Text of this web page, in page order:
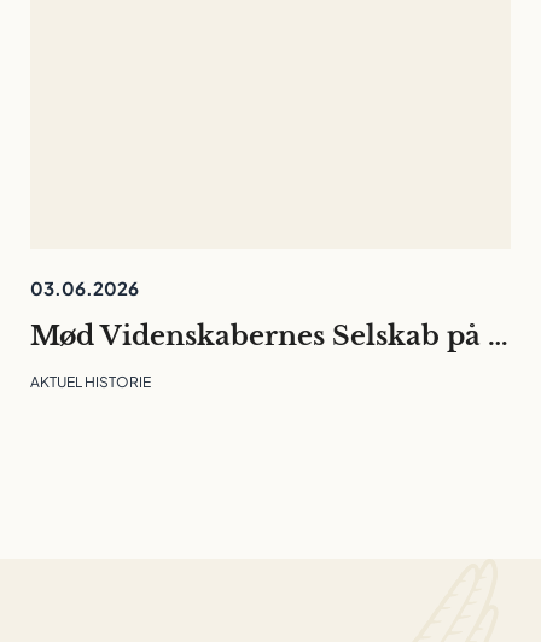
03.06.2026
Mød Videnskabernes Selskab på Folkemødet
AKTUEL HISTORIE